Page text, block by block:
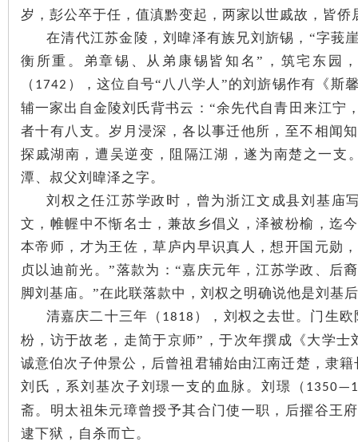
岁，彭公卒于任，值滇黔变起，两家以世戚故，皆侨
在清代江苏金陵，刘暐泽有族兄刘旂锡，“字莪
衡所重。弟章锡、从弟康锡皆知名” ，筑宅东园
（ 1742 ），这位自号“八八学人”的刘旂锡作有《斯
辅一家出自金陵刘氏背书云：“余先代自青田来江宁
者十有八支。岁月浸深，各以事迁他所，至不相闻
探戚湖南，遭吴逆变，阻隔江湖，遂为南楚之一支
潭、叔父刘暐泽之字。
刘权之任江苏学政时，曾为浙江文成县刘基庙
文，帷幄中不惭名士，兼故乡倡义，泽被枌榆，迄
本帝师，才为王佐，草庐内早识真人，想开国元勋
贞以迪前光。”落款为：“嘉庆元年，江苏学政、后
脚刘基庙。”在此联落款中，刘权之明确说他是刘基
清嘉庆二十三年（ 1818 ），刘权之去世。门生
枌，访于故老，走简于京师”，于次年撰成《大学
诚意伯次子仲景公，后曾祖君辅始由江南迁楚，隶籍
刘氏，系刘基次子刘璟一支的血脉。刘璟（
斋。明太祖朱元璋曾授予其合门使一职，后擢谷王
逮下狱，自杀而亡。